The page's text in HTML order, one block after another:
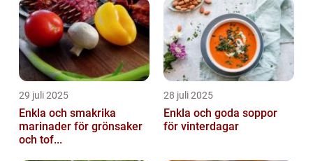
29 juli 2025
Enkla och smakrika
marinader för grönsaker
och tof...
28 juli 2025
Enkla och goda soppor
för vinterdagar